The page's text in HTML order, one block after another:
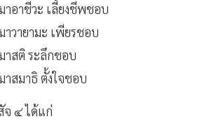
ชีวะ เลี้ยงชีพชอบ
ยามะ เพียรชอบ
ติ ระลึกชอบ
าธิ ตั้งใจชอบ
จ ๔ ได้แก่